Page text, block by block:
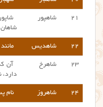
۲۱ شاهپور
۲۲ شاهدیس
۲۳ شاهرخ
آن
دارد،
۲۴ شاهروز نام